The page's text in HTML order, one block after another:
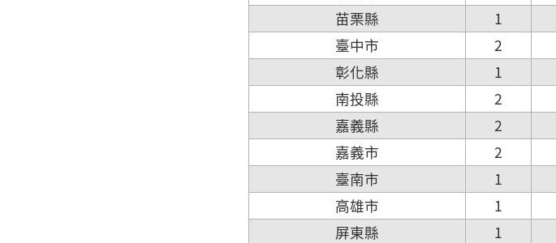
苗栗縣
1
臺中市
2
彰化縣
1
南投縣
2
嘉義縣
2
嘉義市
2
臺南市
1
高雄市
1
屏東縣
1